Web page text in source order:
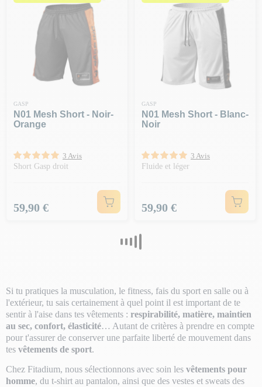
GASP
N01 Mesh Short - Noir-
Orange
3 Avis
Short Gasp droit
Prix
59,90 €
GASP
N01 Mesh Short - Blanc-
Noir
3 Avis
Fluide et léger
Prix
59,90 €
Si tu pratiques la musculation, le fitness, fais du sport en salle ou à
l'extérieur, tu sais certainement à quel point il est important de te
sentir à l'aise dans tes vêtements : respirabilité, matière, maintien
au sec, confort, élasticité… Autant de critères à prendre en compte
pour t'assurer de conserver une parfaite liberté de mouvement dans
tes vêtements de sport.
Chez Fitadium, nous sélectionnons avec soin les vêtements pour
homme, du t-shirt au pantalon, ainsi que des vestes et sweats des